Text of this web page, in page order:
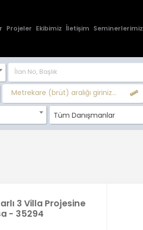
Projeler Ekibimiz İletişim Seminerlerimiz
Metrekare (brüt) aralığı giriniz...
Tüm Danışmanlar
3 Villa Projesine
- 35294